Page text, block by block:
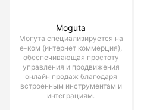
Moguta
Могута специализируется на
е-ком (интернет коммерция),
обеспечивающая простоту
управления и продвижения
онлайн продаж благодаря
встроенным инструментам и
интеграциям.